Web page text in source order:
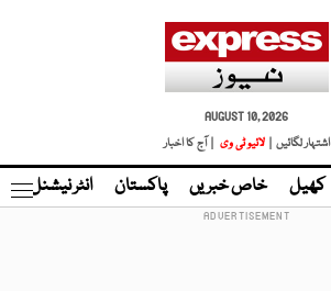
AUGUST 10, 2026
اشتہار لگائیں |
لائیو ٹی وی | آج کا اخبار
کھیل خاص خبریں پاکستان انٹر نیشنل